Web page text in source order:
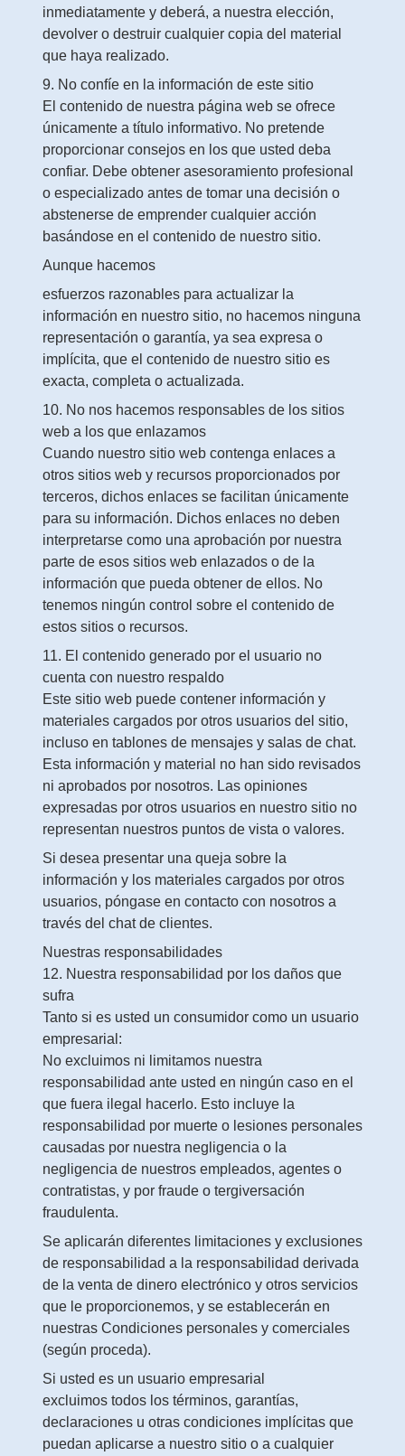
inmediatamente y deberá, a nuestra elección,
devolver o destruir cualquier copia del material
que haya realizado.
9. No confíe en la información de este sitio
El contenido de nuestra página web se ofrece
únicamente a título informativo. No pretende
proporcionar consejos en los que usted deba
confiar. Debe obtener asesoramiento profesional
o especializado antes de tomar una decisión o
abstenerse de emprender cualquier acción
basándose en el contenido de nuestro sitio.
Aunque hacemos
esfuerzos razonables para actualizar la
información en nuestro sitio, no hacemos ninguna
representación o garantía, ya sea expresa o
implícita, que el contenido de nuestro sitio es
exacta, completa o actualizada.
10. No nos hacemos responsables de los sitios
web a los que enlazamos
Cuando nuestro sitio web contenga enlaces a
otros sitios web y recursos proporcionados por
terceros, dichos enlaces se facilitan únicamente
para su información. Dichos enlaces no deben
interpretarse como una aprobación por nuestra
parte de esos sitios web enlazados o de la
información que pueda obtener de ellos. No
tenemos ningún control sobre el contenido de
estos sitios o recursos.
11. El contenido generado por el usuario no
cuenta con nuestro respaldo
Este sitio web puede contener información y
materiales cargados por otros usuarios del sitio,
incluso en tablones de mensajes y salas de chat.
Esta información y material no han sido revisados
ni aprobados por nosotros. Las opiniones
expresadas por otros usuarios en nuestro sitio no
representan nuestros puntos de vista o valores.
Si desea presentar una queja sobre la
información y los materiales cargados por otros
usuarios, póngase en contacto con nosotros a
través del chat de clientes.
Nuestras responsabilidades
12. Nuestra responsabilidad por los daños que
sufra
Tanto si es usted un consumidor como un usuario
empresarial:
No excluimos ni limitamos nuestra
responsabilidad ante usted en ningún caso en el
que fuera ilegal hacerlo. Esto incluye la
responsabilidad por muerte o lesiones personales
causadas por nuestra negligencia o la
negligencia de nuestros empleados, agentes o
contratistas, y por fraude o tergiversación
fraudulenta.
Se aplicarán diferentes limitaciones y exclusiones
de responsabilidad a la responsabilidad derivada
de la venta de dinero electrónico y otros servicios
que le proporcionemos, y se establecerán en
nuestras Condiciones personales y comerciales
(según proceda).
Si usted es un usuario empresarial
excluimos todos los términos, garantías,
declaraciones u otras condiciones implícitas que
puedan aplicarse a nuestro sitio o a cualquier